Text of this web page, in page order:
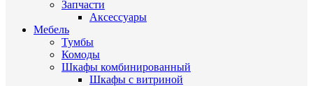
Запчасти
Аксессуары
Мебель
Тумбы
Комоды
Шкафы комбинированный
Шкафы с витриной